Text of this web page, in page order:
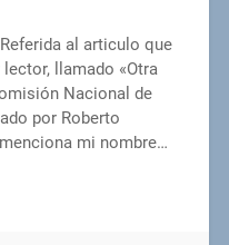
al articulo que
llamado «Otra
Nacional de
por Roberto
mi nombre…